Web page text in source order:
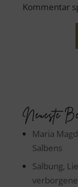
Kommentar
Neueste
Maria
Salbens
Salbung,